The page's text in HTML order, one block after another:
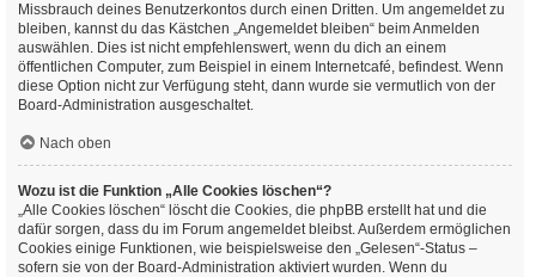
Missbrauch deines Benutzerkontos durch einen Dritten. Um angemeldet zu
bleiben, kannst du das Kästchen „Angemeldet bleiben“ beim Anmelden
auswählen. Dies ist nicht empfehlenswert, wenn du dich an einem
öffentlichen Computer, zum Beispiel in einem Internetcafé, befindest. Wenn
diese Option nicht zur Verfügung steht, dann wurde sie vermutlich von der
Board-Administration ausgeschaltet.
Nach oben
Wozu ist die Funktion „Alle Cookies löschen“?
„Alle Cookies löschen“ löscht die Cookies, die phpBB erstellt hat und die
dafür sorgen, dass du im Forum angemeldet bleibst. Außerdem ermöglichen
Cookies einige Funktionen, wie beispielsweise den „Gelesen“-Status –
sofern sie von der Board-Administration aktiviert wurden. Wenn du